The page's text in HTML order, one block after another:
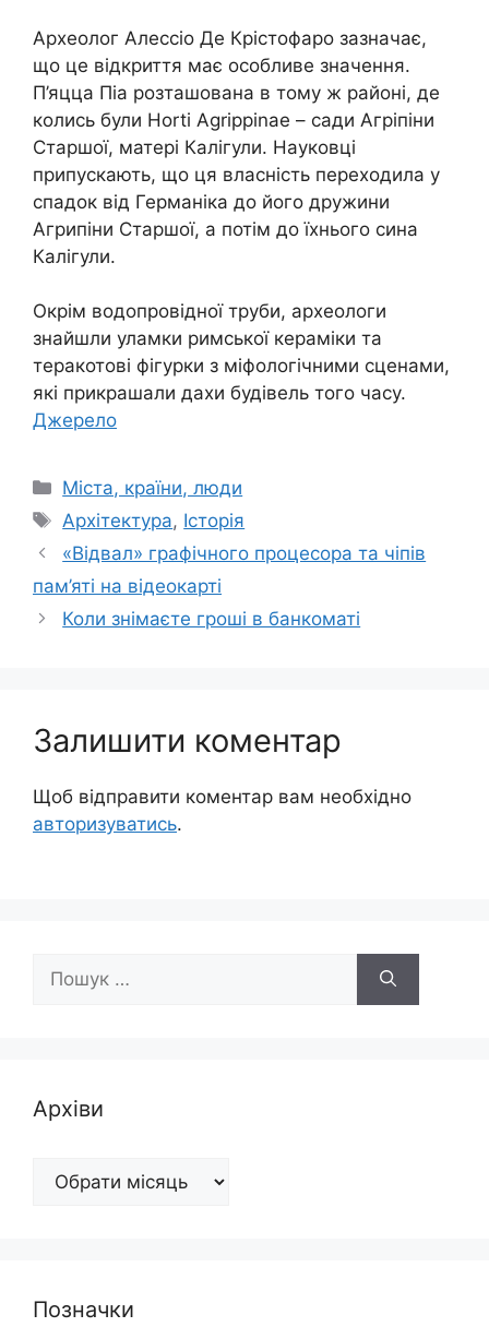
Археолог Алессіо Де Крістофаро зазначає,
що це відкриття має особливе значення.
П’яцца Піа розташована в тому ж районі, де
колись були Horti Agrippinae – сади Агріпіни
Старшої, матері Калігули. Науковці
припускають, що ця власність переходила у
спадок від Германіка до його дружини
Агрипіни Старшої, а потім до їхнього сина
Калігули.
Окрім водопровідної труби, археологи
знайшли уламки римської кераміки та
теракотові фігурки з міфологічними сценами,
які прикрашали дахи будівель того часу.
Джерело
Категорії
Міста, країни, люди
Позначки
Архітектура, Історія
«Відвал» графічного процесора та чіпів
пам’яті на відеокарті
Коли знімаєте гроші в банкоматі
Залишити коментар
Щоб відправити коментар вам необхідно
авторизуватись.
Архіви
Архіви
Позначки